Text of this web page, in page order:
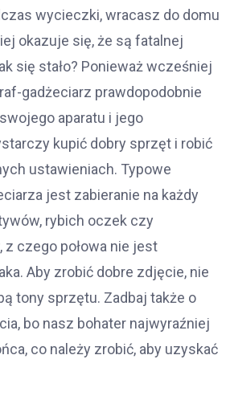
wycieczki, wracasz do domu
okazuje się, że są fatalnej
się stało? Ponieważ wcześniej
gadżeciarz prawdopodobnie
aparatu i jego
kupić dobry sprzęt i robić
ustawieniach. Typowe
jest zabieranie na każdy
rybich oczek czy
czego połowa nie jest
Aby zrobić dobre zdjęcie, nie
tony sprzętu. Zadbaj także o
bo nasz bohater najwyraźniej
co należy zrobić, aby uzyskać